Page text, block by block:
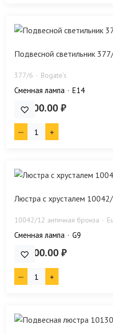
Подвесной светильник
377/6 Bogate's
Сменная лампа E14
27 000.00 ₽
Люстра с хрусталем
10042/12 античная бронза
Сменная лампа G9
29 700.00 ₽